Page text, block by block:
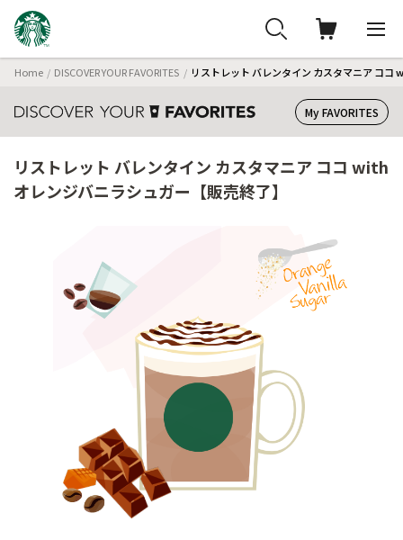
Home DISCOVER YOUR FAVORITES リストレット バレンタイン カスタマニア ココ
My FAVORITES
リストレット バレンタイン カスタマニア ココ with
オレンジバニラシュガー【販売終了】